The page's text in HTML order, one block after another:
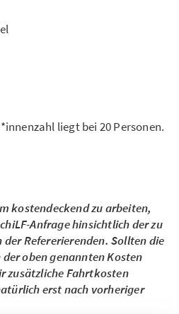
liegt bei 20 Personen.
kostendeckend zu arbeiten,
Anfrage hinsichtlich der zu
Refererierenden. Sollten die
oben genannten Kosten
zusätzliche Fahrtkosten
erst nach vorheriger